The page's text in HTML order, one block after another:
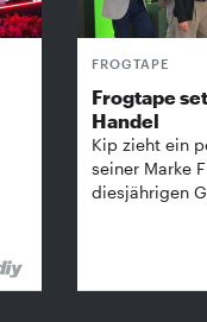
FROGTAPE
Frogtape
Handel
Kip zieht ein
seiner Marke
diesjährigen